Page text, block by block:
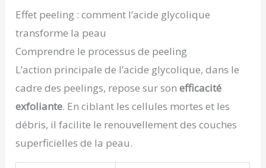
Effet peeling : comment l’acide glycolique
transforme la peau
Comprendre le processus de peeling
L’action principale de l’acide glycolique, dans le
cadre des peelings, repose sur sonefficacité
exfoliante. En ciblant les cellules mortes et les
débris, il facilite le renouvellement des couches
superficielles de la peau.